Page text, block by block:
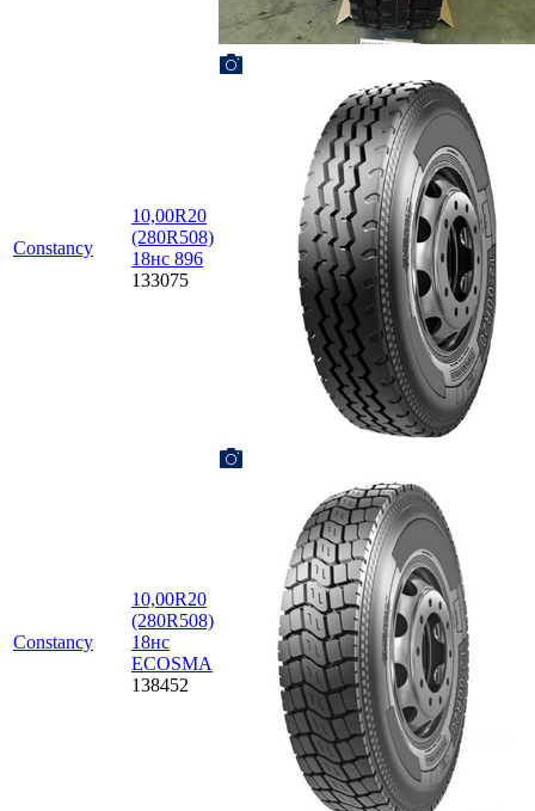
Constancy
10,00R20
(280R508)
18нс 896
133075
Constancy
10,00R20
(280R508)
18нс
ECOSMA
138452